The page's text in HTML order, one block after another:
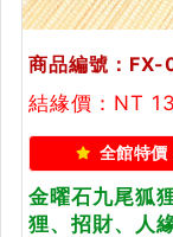
商品編號：FX-
結緣價：NT
全館特價
金曜石九尾狐
狸、招財、人